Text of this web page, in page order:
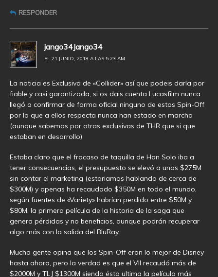
RESPONDER
jango34Jango34
EL 21 JUNIO, 2018 A LAS 5:23 AM
La noticia es Exclusiva de «Collider» así que podeis darla por
fiable y casi garantizada, si os dais cuenta Lucasfilm nunca
llegó a confirmar de forma oficial ninguno de estos Spin-Off
por lo que a ellos respecta nunca han estado en marcha
(aunque sabemos por otras exclusivas de THR que si que
estaban en desarrollo)
Estaba claro que el fracaso de taquilla de Han Solo iba a
tener consecuencias, el presupuesto se elevó a unos $275M
sin contar el marketing (estariamos hablando de cerca de
$300M) y apenas ha recaudado $350M en todo el mundo,
según fuentes de «Variety» habrían perdido entre $50M y
$80M, la primera película de la historia de la saga que
genera pérdidas y no beneficios, aunque podrán recuperar
algo más con la salida del BluRay.
Mucha gente opina que los Spin-Off eran lo mejor de Disney
hasta ahora, pero la verdad es que el VII recaudó más de
$2000M y TLJ $1300M siendo ésta ultima la película más